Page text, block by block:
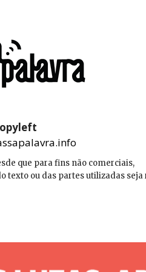
que para fins não comerciais,
texto ou das partes utilizadas